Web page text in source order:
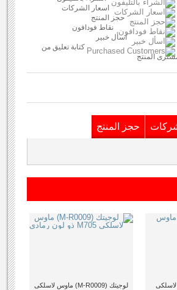
اسعار الشركات
حجز المنتج
نقاط فودافون
اسأل خبير
كتابة تعليق من
المنتج
حجز المنتج
لوجيتك (M-R0009) ماوس لاسلكى